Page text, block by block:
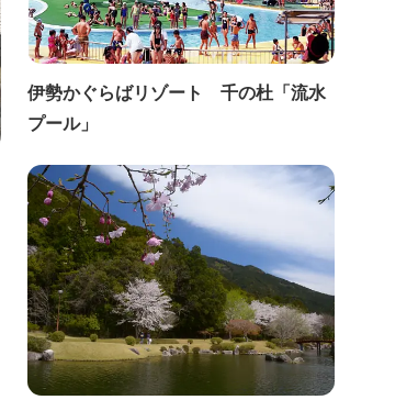
直線距離：154m
名物磯船料理 民宿おくのせこ
伊勢かぐらばリゾート 千の杜「流水
プール」